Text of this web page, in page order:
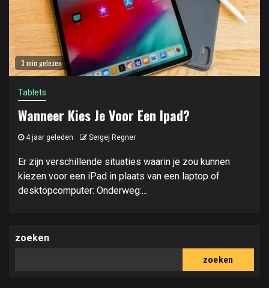
3 min gelezen
Tablets
Wanneer Kies Je Voor Een Ipad?
4 jaar geleden Sergej Regner
Er zijn verschillende situaties waarin je zou kunnen
kiezen voor een iPad in plaats van een laptop of
desktopcomputer: Onderweg:...
zoeken
zoeken